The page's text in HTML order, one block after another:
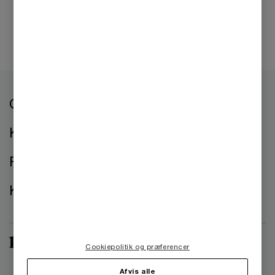
Om os
Kontorer
Presse
Kontakt os
Afvis alle
Cookiepolitik og præferencer